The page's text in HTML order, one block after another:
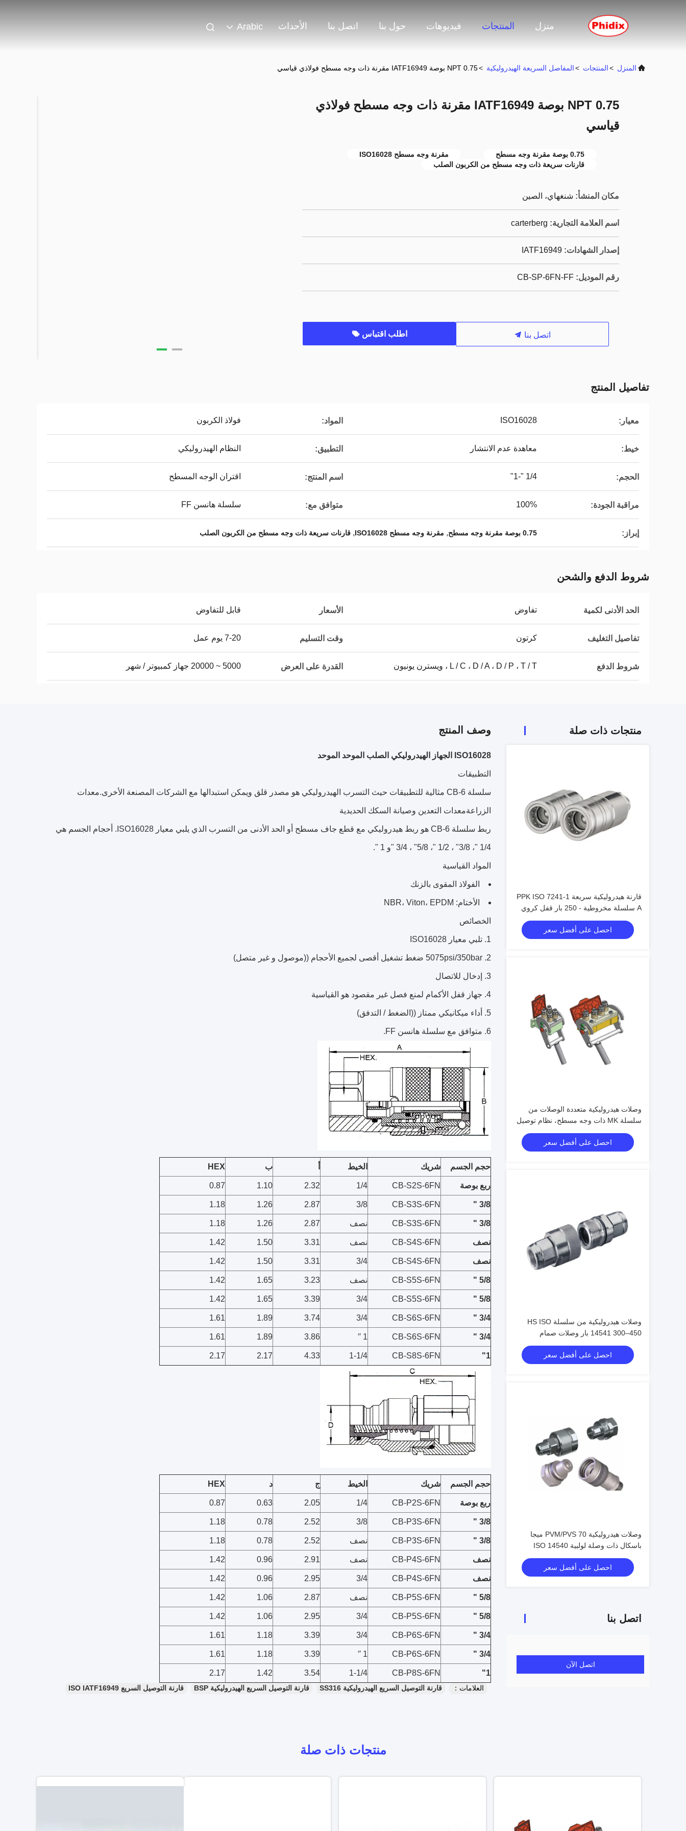
منزل المنتجات فيديوهات حول بنا اتصل بنا الأحداث Arabic
المنزل >المنتجات >المفاصل السريعة الهيدروليكية >NPT 0.75 بوصة IATF16949 مقرنة ذات وجه مسطح فولاذي قياسي
NPT 0.75 بوصة IATF16949 مقرنة ذات وجه مسطح فولاذي
قياسي
0.75 بوصة مقرنة وجه مسطح
مقرنة وجه مسطح ISO16028
قارنات سريعة ذات وجه مسطح من الكربون الصلب
مكان المنشأ: شنغهاي، الصين
اسم العلامة التجارية: carterberg
إصدار الشهادات: IATF16949
رقم الموديل: CB-SP-6FN-FF
اتصل بنا اطلب اقتباس
تفاصيل المنتج
معيار: ISO16028 المواد: فولاذ الكربون
خيط: معاهدة عدم الانتشار التطبيق: النظام الهيدروليكي
الحجم: 1/4 "-1" اسم المنتج: اقتران الوجه المسطح
مراقبة الجودة: 100% متوافق مع: سلسلة هانسن FF
إبراز: 0.75 بوصة مقرنة وجه مسطح , مقرنة وجه مسطح ISO16028 , قارنات سريعة ذات وجه مسطح من الكربون الصلب
شروط الدفع والشحن
الحد الأدنى لكمية تفاوض الأسعار قابل للتفاوض
تفاصيل التغليف كرتون وقت التسليم 7-20 يوم عمل
شروط الدفع L / C ، D / A ، D / P ، T / T ، ويسترن يونيون القدرة على العرض 5000 ~ 20000 جهاز كمبيوتر / شهر
منتجات ذات صلة
قارنة هيدروليكية سريعة PPK ISO 7241-1
A سلسلة مخروطية - 250 بار قفل كروي
فولاذي للآلات الثقيلة
احصل على أفضل سعر
وصلات هيدروليكية متعددة الوصلات من
سلسلة MK ذات وجه مسطح، نظام توصيل
سريع بقفل الكامة وفقًا لمعيار ISO
احصل على أفضل سعر
وصلات هيدروليكية من سلسلة HS ISO
14541 300–450 بار وصلات صمام
مخروطي للتوصيل الملولب
احصل على أفضل سعر
وصلات هيدروليكية PVM/PVS 70 ميجا
باسكال ذات وصلة لولبية ISO 14540
موصلات صمام مخروطي عالي الضغط
احصل على أفضل سعر
اتصل بنا
اتصل الآن
وصف المنتج
ISO16028 الجهاز الهيدروليكي الصلب الموحد الموحد
التطبيقات
سلسلة CB-6 مثالية للتطبيقات حيث التسرب الهيدروليكي هو مصدر قلق ويمكن استبدالها مع الشركات المصنعة الأخرى.معدات
الزراعةمعدات التعدين وصيانة السكك الحديدية
ربط سلسلة CB-6 هو ربط هيدروليكي مع قطع جاف مسطح أو الحد الأدنى من التسرب الذي يلبي معيار ISO16028. أحجام الجسم هي
1/4 "، 3/8" ، 1/2 "، 5/8" ، 3/4 "و 1 ".
المواد القياسية
الفولاذ المقوى بالزنك
الأختام: NBR، Viton، EPDM
الخصائص
تلبي معيار ISO16028
5075psi/350bar ضغط تشغيل أقصى لجميع الأحجام ((موصول و غير متصل)
إدخال للاتصال
جهاز قفل الأكمام لمنع فصل غير مقصود هو القياسية
أداء ميكانيكي ممتاز ((الضغط / التدفق)
متوافق مع سلسلة هانسن FF.
حجم الجسم شريك الخيط ب HEX
ربع بوصة CB-S2S-6FN
1/4
2.32
1.10
0.87
3/8 "
CB-S3S-6FN
3/8
2.87
1.26
1.18
3/8 "
CB-S3S-6FN نصف 2.87
1.26
1.18
نصف CB-S4S-6FN نصف 3.31
1.50
1.42
نصف CB-S4S-6FN
3/4
3.31
1.50
1.42
5/8 "
CB-S5S-6FN نصف 3.23
1.65
1.42
5/8 "
CB-S5S-6FN
3/4
3.39
1.65
1.42
3/4 "
CB-S6S-6FN
3/4
3.74
1.89
1.61
3/4 "
CB-S6S-6FN
1 ′′
3.86
1.89
1.61
1"
CB-S8S-6FN
1-1/4
4.33
2.17
2.17
حجم الجسم شريك الخيط ج د HEX
ربع بوصة CB-P2S-6FN
1/4
2.05
0.63
0.87
3/8 "
CB-P3S-6FN
3/8
2.52
0.78
1.18
3/8 "
CB-P3S-6FN نصف 2.52
0.78
1.18
نصف CB-P4S-6FN نصف 2.91
0.96
1.42
نصف CB-P4S-6FN
3/4
2.95
0.96
1.42
5/8 "
CB-P5S-6FN نصف 2.87
1.06
1.42
5/8 "
CB-P5S-6FN
3/4
2.95
1.06
1.42
3/4 "
CB-P6S-6FN
3/4
3.39
1.18
1.61
3/4 "
CB-P6S-6FN
1 ′′
3.39
1.18
1.61
1"
CB-P8S-6FN
1-1/4
3.54
1.42
2.17
العلامات： قارنة التوصيل السريع الهيدروليكية SS316 قارنة التوصيل السريع الهيدروليكية BSP قارنة التوصيل السريع ISO IATF16949
منتجات ذات صلة